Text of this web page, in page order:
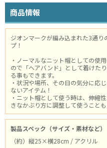
商品情報
ジオンマークが編み込まれた3通
プ！
・ノーマルなニット帽としての使
ので「ヘアバンド」として着けた
る事もできます。
・状況や場所、その日の気分に応
ないアイテム！
・ニット帽として使う時は、伸縮
きなかぶり方に調整して使うことも
製品スペック（サイズ・素材など）
（約）縦25×横28cm / アクリル